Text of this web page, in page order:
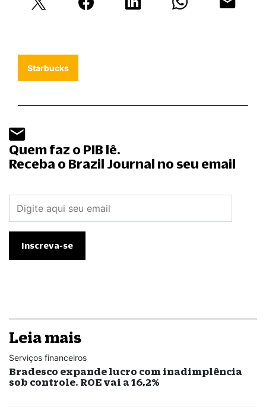
Starbucks
Quem faz o PIB lê.
Receba o Brazil Journal no seu email
Leia mais
Serviços financeiros
Bradesco expande lucro com inadimplência
sob controle. ROE vai a 16,2%